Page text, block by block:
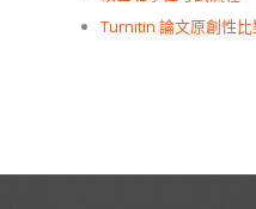
Turnitin 論文原創性比